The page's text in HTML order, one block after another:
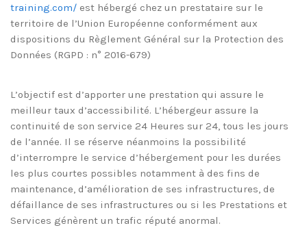
training.com/ est hébergé chez un prestataire sur le
territoire de l’Union Européenne conformément aux
dispositions du Règlement Général sur la Protection des
Données (RGPD : n° 2016-679)
L’objectif est d’apporter une prestation qui assure le
meilleur taux d’accessibilité. L’hébergeur assure la
continuité de son service 24 Heures sur 24, tous les jours
de l’année. Il se réserve néanmoins la possibilité
d’interrompre le service d’hébergement pour les durées
les plus courtes possibles notamment à des fins de
maintenance, d’amélioration de ses infrastructures, de
défaillance de ses infrastructures ou si les Prestations et
Services génèrent un trafic réputé anormal.